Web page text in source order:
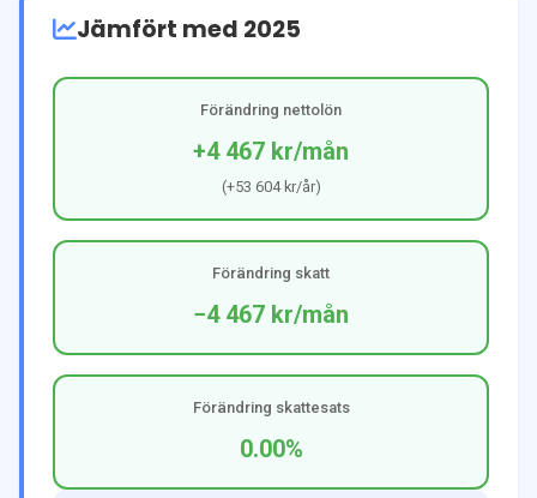
Jämfört med 2025
Förändring nettolön
+4 467 kr/mån
(+53 604 kr/år)
Förändring skatt
−4 467 kr/mån
Förändring skattesats
0.00%